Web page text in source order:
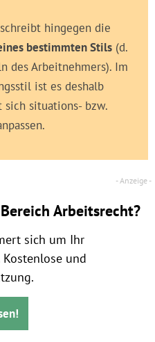
hingegen die
bestimmten Stils (d.
des Arbeitnehmers). Im
ist es deshalb
sich situations- bzw.
Arbeitsrecht?
sich um Ihr
und